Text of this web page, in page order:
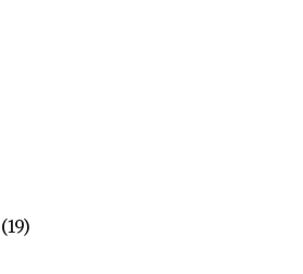
(19)